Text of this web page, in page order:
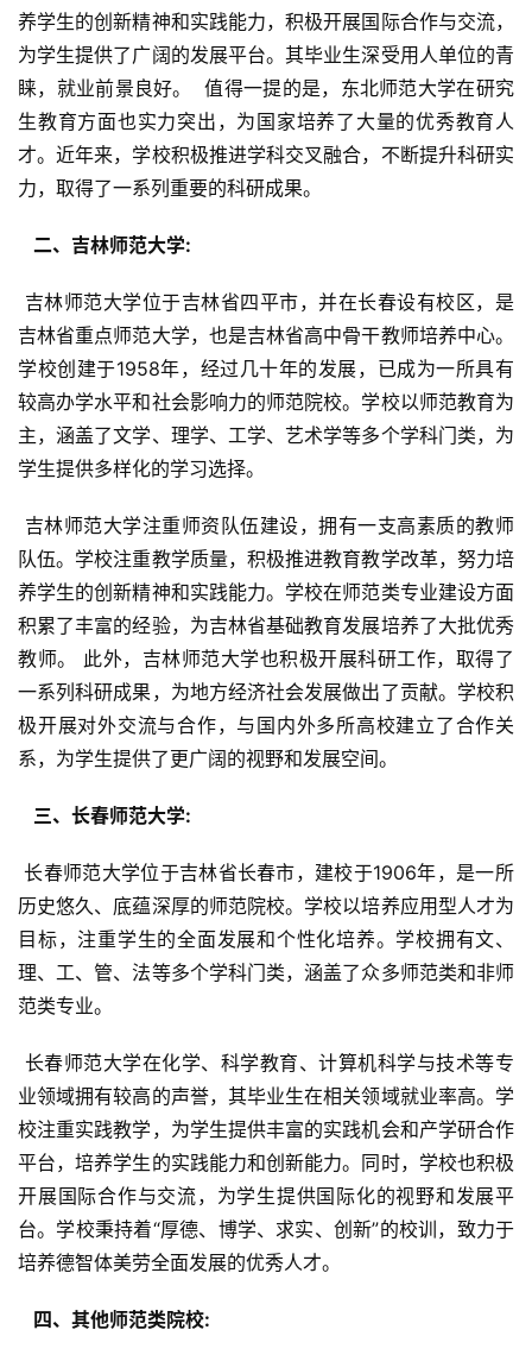
养学生的创新精神和实践能力，积极开展国际合作与交流，
为学生提供了广阔的发展平台。其毕业生深受用人单位的青
睐，就业前景良好。  值得一提的是，东北师范大学在研究
生教育方面也实力突出，为国家培养了大量的优秀教育人
才。近年来，学校积极推进学科交叉融合，不断提升科研实
力，取得了一系列重要的科研成果。
  二、吉林师范大学:
吉林省重点师范大学，也是吉林省高中骨干教师培养中心。
学校创建于1958年，经过几十年的发展，已成为一所具有
较高办学水平和社会影响力的师范院校。学校以师范教育为
主，涵盖了文学、理学、工学、艺术学等多个学科门类，为
学生提供多样化的学习选择。
队伍。学校注重教学质量，积极推进教育教学改革，努力培
养学生的创新精神和实践能力。学校在师范类专业建设方面
积累了丰富的经验，为吉林省基础教育发展培养了大批优秀
教师。 此外，吉林师范大学也积极开展科研工作，取得了
一系列科研成果，为地方经济社会发展做出了贡献。学校积
极开展对外交流与合作，与国内外多所高校建立了合作关
系，为学生提供了更广阔的视野和发展空间。
  三、长春师范大学:
长春师范大学位于吉林省长春市，建校于1906年，是一所
历史悠久、底蕴深厚的师范院校。学校以培养应用型人才为
目标，注重学生的全面发展和个性化培养。学校拥有文、
理、工、管、法等多个学科门类，涵盖了众多师范类和非师
范类专业。
业领域拥有较高的声誉，其毕业生在相关领域就业率高。学
校注重实践教学，为学生提供丰富的实践机会和产学研合作
平台，培养学生的实践能力和创新能力。同时，学校也积极
开展国际合作与交流，为学生提供国际化的视野和发展平
台。学校秉持着“厚德、博学、求实、创新”的校训，致力于
培养德智体美劳全面发展的优秀人才。
  四、其他师范类院校: